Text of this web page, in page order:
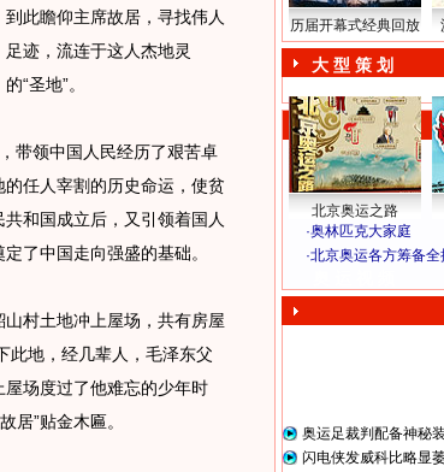
到此瞻仰主席故居，寻找伟人
足迹，流连于这人杰地灵
的“圣地”。
领中国人民经历了艰苦卓
任人宰割的历史命运，使贫
和国成立后，又引领着国人
了中国走向强盛的基础。
村土地冲上屋场，共有房屋
此地，经几辈人，毛泽东父
场度过了他难忘的少年时
居”贴金木匾。
历届开幕式经典回放
大 型 策 划
北京奥运之路
·奥林匹克大家庭
·北京奥运各方筹备全
奥运足裁判配备神秘
闪电侠发威科比略显